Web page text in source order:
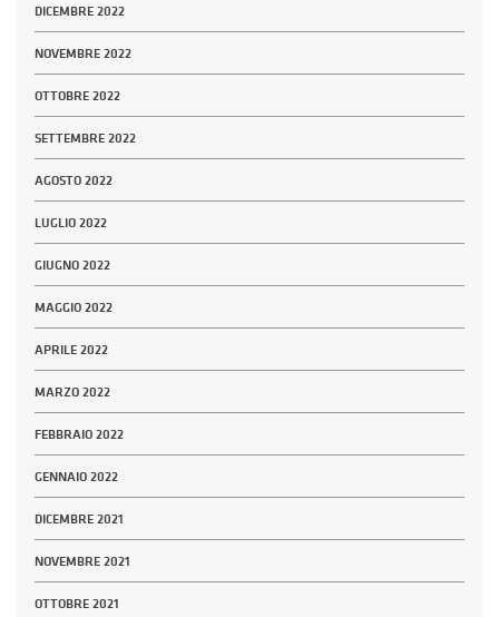
DICEMBRE 2022
NOVEMBRE 2022
OTTOBRE 2022
SETTEMBRE 2022
AGOSTO 2022
LUGLIO 2022
GIUGNO 2022
MAGGIO 2022
APRILE 2022
MARZO 2022
FEBBRAIO 2022
GENNAIO 2022
DICEMBRE 2021
NOVEMBRE 2021
OTTOBRE 2021